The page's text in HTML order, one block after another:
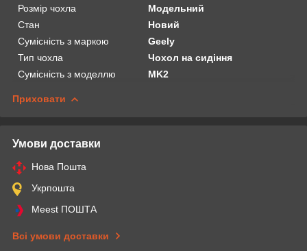
Розмір чохла
Модельний
Стан
Новий
Сумісність з маркою
Geely
Тип чохла
Чохол на сидіння
Сумісність з моделлю
MK2
Приховати
Умови доставки
Нова Пошта
Укрпошта
Meest ПОШТА
Всі умови доставки